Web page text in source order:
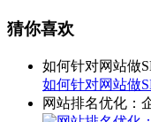
猜你喜欢
如何针对网站做
如何针对网站做
网站排名优化：